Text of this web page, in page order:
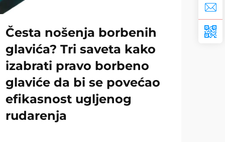
Česta nošenja borbenih
glavića? Tri saveta kako
izabrati pravo borbeno
glaviće da bi se povećao
efikasnost ugljenog
rudarenja